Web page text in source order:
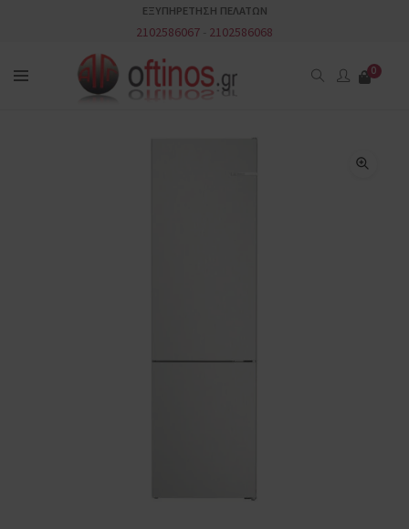
ΕΞΥΠΗΡΕΤΗΣΗ ΠΕΛΑΤΩΝ
2102586067 2102586068
0